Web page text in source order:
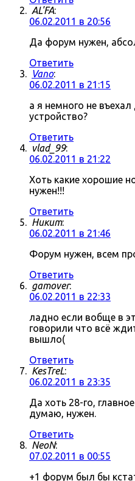
AL'FA:
06.02.2011 в 20:56
Да форум нужен,
Ответить
Vano:
06.02.2011 в 21:15
а я немного не
устройство?
Ответить
vlad_99:
06.02.2011 в 21:22
Хоть какие хорошие
нужен!!!
Ответить
Никит:
06.02.2011 в 21:46
Форум нужен, всем
Ответить
gamover:
06.02.2011 в 22:33
ладно если вобще в
говорили что всё
вышло(
Ответить
KesTreL:
06.02.2011 в 23:35
Да хоть 28-го,
думаю, нужен.
Ответить
NeoN:
07.02.2011 в 00:55
+1 форум был бы